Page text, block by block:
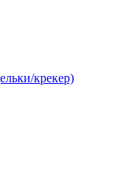
крекер)